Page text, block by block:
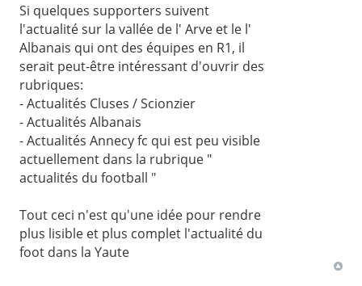
Si quelques supporters suivent
l'actualité sur la vallée de l' Arve et le l'
Albanais qui ont des équipes en R1, il
serait peut-être intéressant d'ouvrir des
rubriques:
- Actualités Cluses / Scionzier
- Actualités Albanais
- Actualités Annecy fc qui est peu visible
actuellement dans la rubrique "
actualités du football "
Tout ceci n'est qu'une idée pour rendre
plus lisible et plus complet l'actualité du
foot dans la Yaute